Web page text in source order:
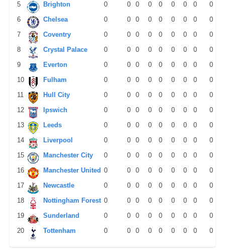
5 Brighton 0 0 0 0 0 0 0 0
0
6
Chelsea 0 0 0 0 0 0 0 0
0
7
Coventry 0 0 0 0 0 0 0 0
0
8
Crystal Palace 0 0 0 0 0 0 0 0
0
9
Everton 0 0 0 0 0 0 0 0
0
10
Fulham 0 0 0 0 0 0 0 0
0
11
Hull City 0 0 0 0 0 0 0 0
0
12
Ipswich 0 0 0 0 0 0 0 0
0
13
Leeds 0 0 0 0 0 0 0 0
0
14
Liverpool 0 0 0 0 0 0 0 0
0
15
Manchester City 0 0 0 0 0 0 0 0
0
16
Manchester United 0 0 0 0 0 0 0 0
0
17
Newcastle 0 0 0 0 0 0 0 0
0
18
Nottingham Forest 0 0 0 0 0 0 0 0
0
19
Sunderland 0 0 0 0 0 0 0 0
0
20
Tottenham 0 0 0 0 0 0 0 0 0